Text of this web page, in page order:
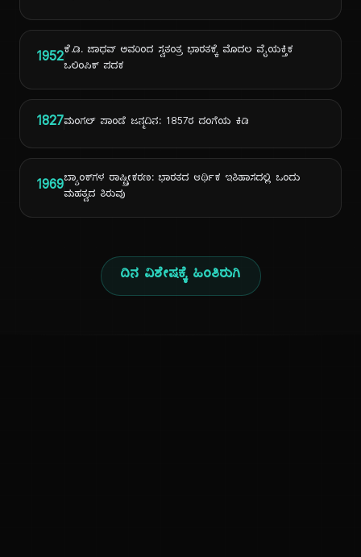
1952ಕೆ.ಡಿ. ಜಾಧವ್ ಅವರಿಂದ ಸ್ವತಂತ್ರ ಭಾರತಕ್ಕೆ ಮೊದಲ ವೈಯಕ್ತಿಕ
ಒಲಿಂಪಿಕ್ ಪದಕ
1827ಮಂಗಲ್ ಪಾಂಡೆ ಜನ್ಮದಿನ: 1857ರ ದಂಗೆಯ ಕಿಡಿ
1969ಬ್ಯಾಂಕ್‌ಗಳ ರಾಷ್ಟ್ರೀಕರಣ: ಭಾರತದ ಆರ್ಥಿಕ ಇತಿಹಾಸದಲ್ಲಿ ಒಂದು
ಮಹತ್ವದ ತಿರುವು
ದಿನ ವಿಶೇಷಕ್ಕೆ ಹಿಂತಿರುಗಿ